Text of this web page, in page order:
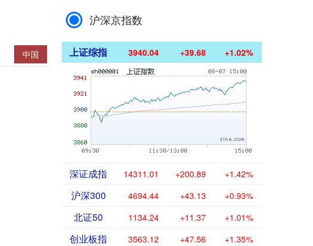
中国
沪深京指数
上证综指 3940.04 +39.68 +1.02%
深证成指 14311.01 +200.89 +1.42%
沪深300 4694.44 +43.13 +0.93%
北证50 1134.24 +11.37 +1.01%
创业板指 3563.12 +47.56 +1.35%